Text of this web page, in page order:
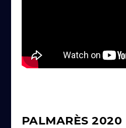
PALMARÈS 2020